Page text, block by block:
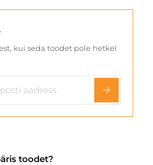
kui seda toodet pole hetkel
toodet?